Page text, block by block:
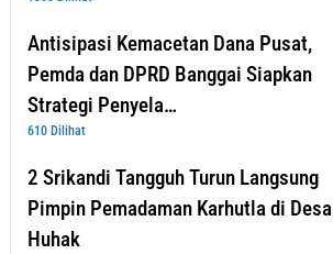
Antisipasi Kemacetan Dana Pusat,
Pemda dan DPRD Banggai Siapkan
Strategi Penyela…
610 Dilihat
2 Srikandi Tangguh Turun Langsung
Pimpin Pemadaman Karhutla di Desa
Huhak